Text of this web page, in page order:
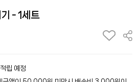
- 1세트
립 예정